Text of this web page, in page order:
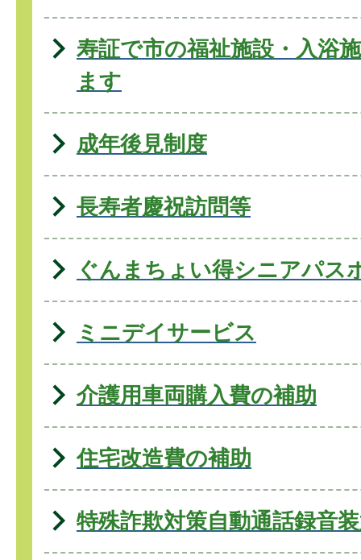
寿証で市の福祉施設・入浴
ます
成年後見制度
長寿者慶祝訪問等
ぐんまちょい得シニアパス
ミニデイサービス
介護用車両購入費の補助
住宅改造費の補助
特殊詐欺対策自動通話録音